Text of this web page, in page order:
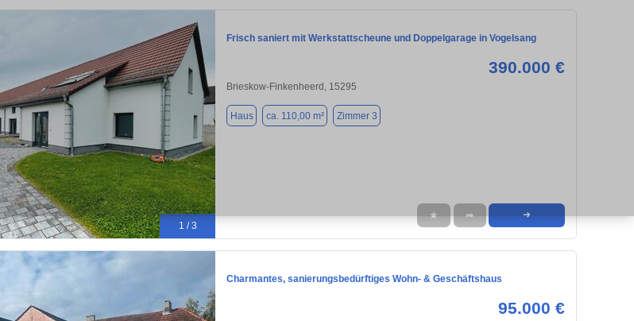
1 / 3
Frisch saniert mit Werkstattscheune und Doppelgarage in Vogelsang
390.000 €
Brieskow-Finkenheerd, 15295
Haus ca. 110,00 m² Zimmer 3
★ ➦ ➜
Charmantes, sanierungsbedürftiges Wohn- & Geschäftshaus
95.000 €